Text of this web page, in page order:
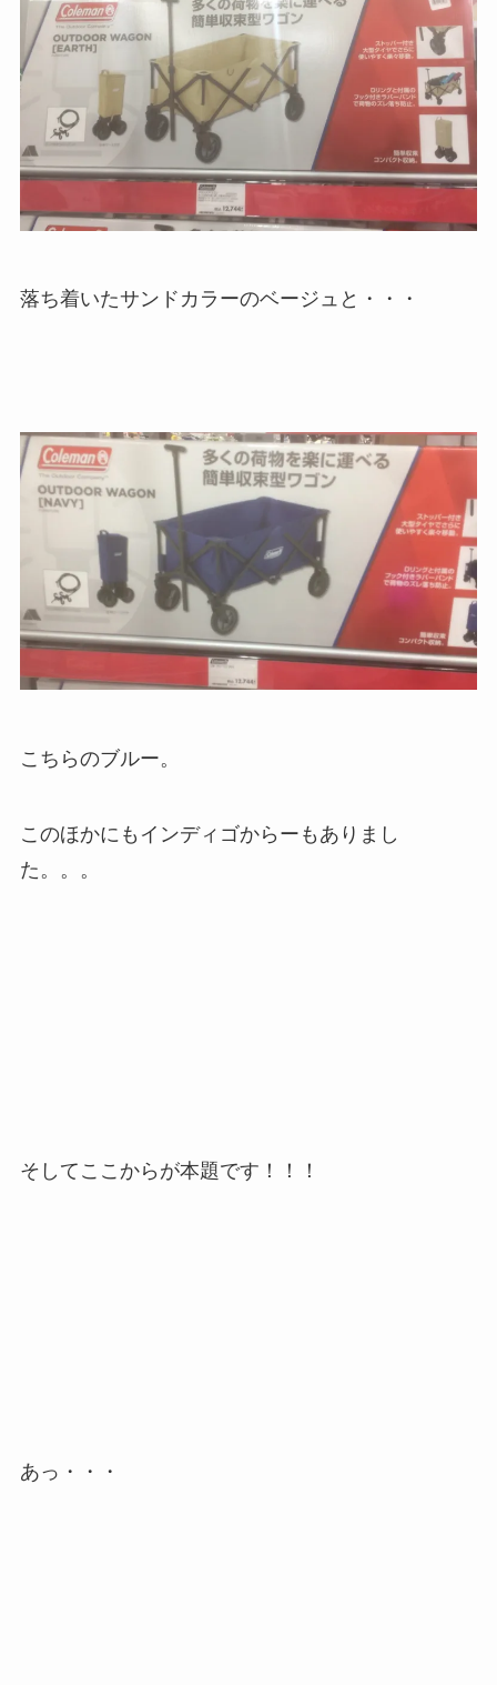
落ち着いたサンドカラーのベージュと・・・
こちらのブルー。
このほかにもインディゴからーもありまし
た。。。
そしてここからが本題です！！！
あっ・・・